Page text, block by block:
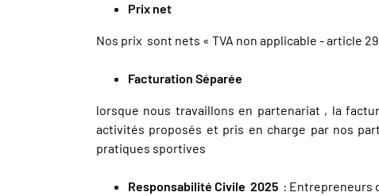
Prix net
Nos prix sont nets « TVA non applicable - article
Facturation Séparée
lorsque nous travaillons en partenariat , la
activités proposés et pris en charge par nos
pratiques sportives
Responsabilité Civile 2025 : Entrepreneurs